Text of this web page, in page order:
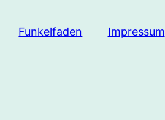
Funkelfaden Impressum